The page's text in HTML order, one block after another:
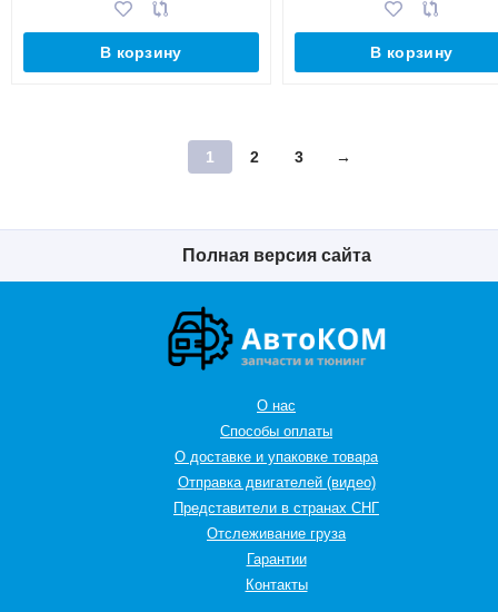
В корзину В корзину
1 2 3 →
Полная версия сайта
О нас
Способы оплаты
О доставке и упаковке товара
Отправка двигателей (видео)
Представители в странах СНГ
Oтслеживание груза
Гарантии
Контакты